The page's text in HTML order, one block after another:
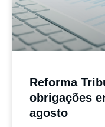
Reforma
obrigações
agosto